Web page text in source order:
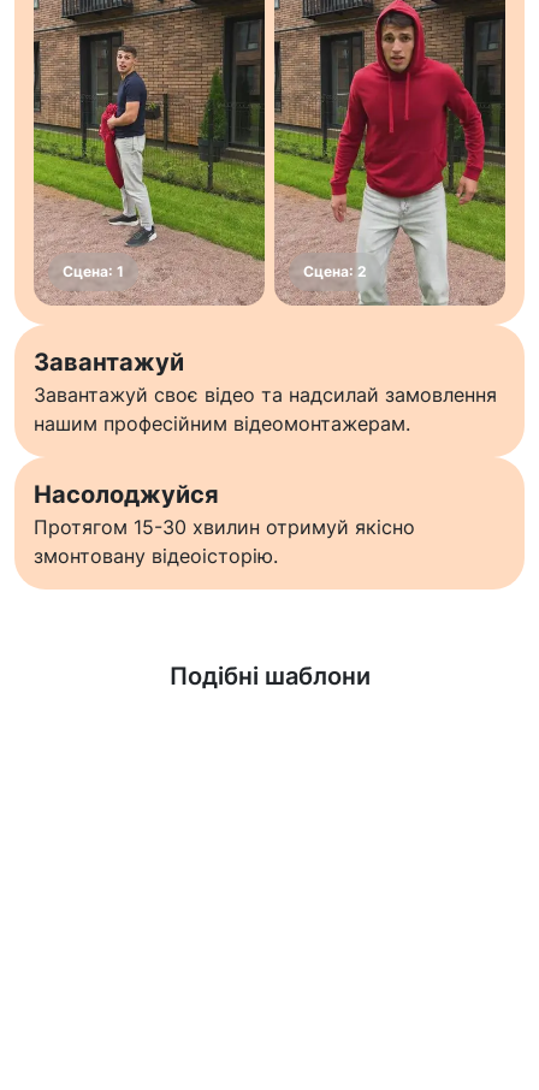
Завантажуй
Завантажуй своє відео та надсилай замовлення
нашим професійним відеомонтажерам.
Насолоджуйся
Протягом 15-30 хвилин отримуй якісно
змонтовану відеоісторію.
Подібні шаблони
Дізнатися більше